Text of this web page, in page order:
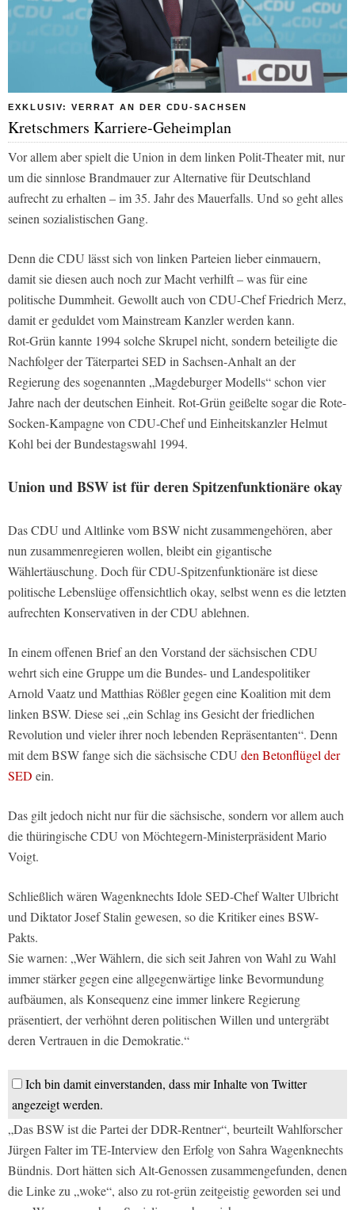
EXKLUSIV: VERRAT AN DER CDU-SACHSEN
Kretschmers Karriere-Geheimplan
Vor allem aber spielt die Union in dem linken Polit-Theater mit, nur
um die sinnlose Brandmauer zur Alternative für Deutschland
aufrecht zu erhalten – im 35. Jahr des Mauerfalls. Und so geht alles
seinen sozialistischen Gang.
Denn die CDU lässt sich von linken Parteien lieber einmauern,
damit sie diesen auch noch zur Macht verhilft – was für eine
politische Dummheit. Gewollt auch von CDU-Chef Friedrich Merz,
damit er geduldet vom Mainstream Kanzler werden kann.
Rot-Grün kannte 1994 solche Skrupel nicht, sondern beteiligte die
Nachfolger der Täterpartei SED in Sachsen-Anhalt an der
Regierung des sogenannten „Magdeburger Modells“ schon vier
Jahre nach der deutschen Einheit. Rot-Grün geißelte sogar die Rote-
Socken-Kampagne von CDU-Chef und Einheitskanzler Helmut
Kohl bei der Bundestagswahl 1994.
Union und BSW ist für deren Spitzenfunktionäre okay
Das CDU und Altlinke vom BSW nicht zusammengehören, aber
nun zusammenregieren wollen, bleibt ein gigantische
Wählertäuschung. Doch für CDU-Spitzenfunktionäre ist diese
politische Lebenslüge offensichtlich okay, selbst wenn es die letzten
aufrechten Konservativen in der CDU ablehnen.
In einem offenen Brief an den Vorstand der sächsischen CDU
wehrt sich eine Gruppe um die Bundes- und Landespolitiker
Arnold Vaatz und Matthias Rößler gegen eine Koalition mit dem
linken BSW. Diese sei „ein Schlag ins Gesicht der friedlichen
Revolution und vieler ihrer noch lebenden Repräsentanten“. Denn
mit dem BSW fange sich die sächsische CDU den Betonflügel der
SED ein.
Das gilt jedoch nicht nur für die sächsische, sondern vor allem auch
die thüringische CDU von Möchtegern-Ministerpräsident Mario
Voigt.
Schließlich wären Wagenknechts Idole SED-Chef Walter Ulbricht
und Diktator Josef Stalin gewesen, so die Kritiker eines BSW-
Pakts.
Sie warnen: „Wer Wählern, die sich seit Jahren von Wahl zu Wahl
immer stärker gegen eine allgegenwärtige linke Bevormundung
aufbäumen, als Konsequenz eine immer linkere Regierung
präsentiert, der verhöhnt deren politischen Willen und untergräbt
deren Vertrauen in die Demokratie.“
Ich bin damit einverstanden, dass mir Inhalte von Twitter
angezeigt werden.
„Das BSW ist die Partei der DDR-Rentner“, beurteilt Wahlforscher
Jürgen Falter im TE-Interview den Erfolg von Sahra Wagenknechts
Bündnis. Dort hätten sich Alt-Genossen zusammengefunden, denen
die Linke zu „woke“, also zu rot-grün zeitgeistig geworden sei und